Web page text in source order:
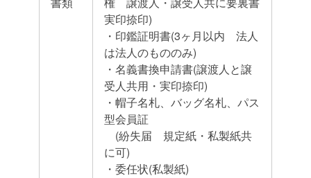
実印捺印)
・印鑑証明書(3ヶ月以内 法人
は法人のもののみ)
・名義書換申請書(譲渡人と譲
受人共用・実印捺印)
・帽子名札、バッグ名札、パス
型会員証
(紛失届 規定紙・私製紙共
に可)
・委任状(私製紙)